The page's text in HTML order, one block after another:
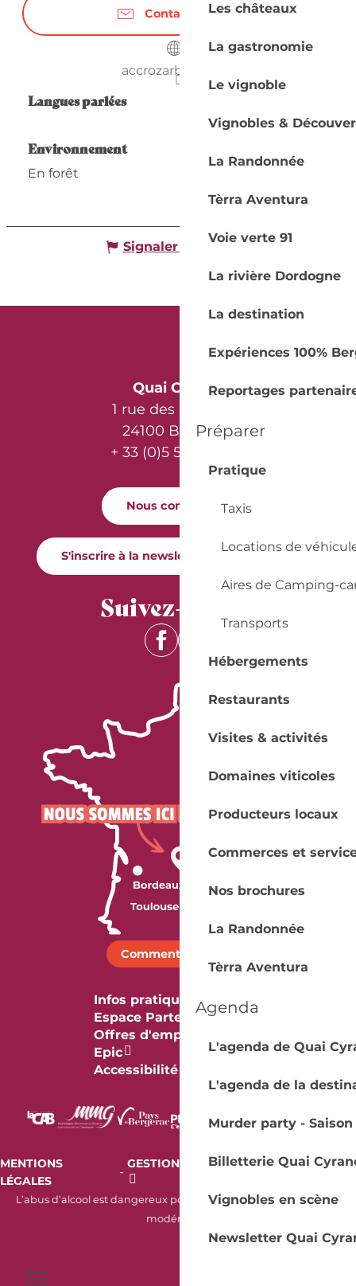
Les châteaux
La gastronomie
Le vignoble
Vignobles &
La Randonnée
Tèrra Aventura
Voie verte 91
La rivière Dordogne
La destination
Expériences 100%
Reportages
Préparer
Pratique
Taxis
Locations de
Aires de Camping-
Transports
Hébergements
Restaurants
Visites & activités
Domaines viticoles
Producteurs locaux
Commerces et
Nos brochures
La Randonnée
Tèrra Aventura
Agenda
L'agenda de Quai
L'agenda de la
Murder party - Saison
Billetterie Quai
Vignobles en scène
Newsletter Quai
Contactez-nous
accrozarbres-24.fr
Langues parlées
Langues parlées
Environnement
Environnement
En forêt
Signaler une erreur
Quai Cyrano
1 rue des Récollets
24100 Bergerac
+ 33 (0)5 53 57 03 11
Nous contacter
S'inscrire à la newsletter Quai Cyrano
Suivez-nous !
Comment venir ?
Infos pratiques
Espace Partenaires
Offres d'emploi & stage
Epic
Accessibilité
MENTIONS
LÉGALES
-
GESTION DES COOKIES
AUDIT
L’abus d’alcool est dangereux pour la santé. À consommer avec
modération.